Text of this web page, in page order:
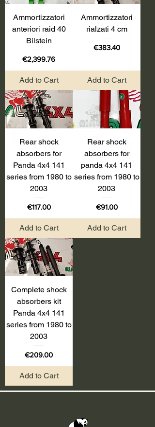
Ammortizzatori
anteriori raid 40
Bilstein
Price
€2,399.76
Add to Cart
Ammortizzatori
rialzati 4 cm
Price
€383.40
Add to Cart
Rear shock
absorbers for
Panda 4x4 141
series from 1980 to
2003
Price
€117.00
Add to Cart
Rear shock
absorbers for
panda 4x4 141
series from 1980 to
2003
Price
€91.00
Add to Cart
Complete shock
absorbers kit
Panda 4x4 141
series from 1980 to
2003
Price
€209.00
Add to Cart